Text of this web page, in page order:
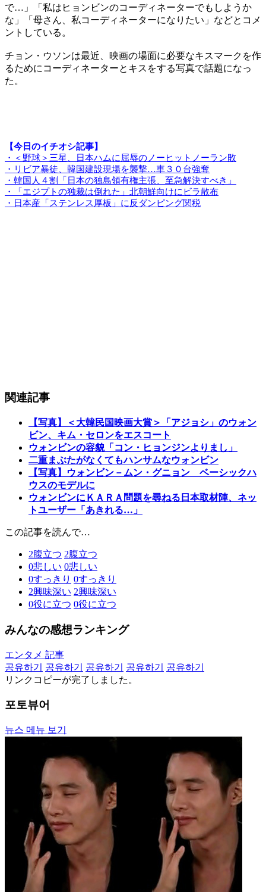
で…」「私はヒョンビンのコーディネーターでもしようか
な」「母さん、私コーディネーターになりたい」などとコメ
ントしている。
チョン・ウソンは最近、映画の場面に必要なキスマークを作
るためにコーディネーターとキスをする写真で話題になっ
た。
【今日のイチオシ記事】
・＜野球＞三星、日本ハムに屈辱のノーヒットノーラン敗
・リビア暴徒、韓国建設現場を襲撃…車３０台強奪
・韓国人４割「日本の独島領有権主張、至急解決すべき」
・「エジプトの独裁は倒れた」北朝鮮向けにビラ散布
・日本産「ステンレス厚板」に反ダンピング関税
関連記事
【写真】＜大韓民国映画大賞＞「アジョシ」のウォン
ビン、キム・セロンをエスコート
ウォンビンの容貌「コン・ヒョンジンよりまし」
二重まぶたがなくてもハンサムなウォンビン
【写真】ウォンビン－ムン・グニョン ベーシックハ
ウスのモデルに
ウォンビンにＫＡＲＡ問題を尋ねる日本取材陣、ネッ
トユーザー「あきれる…」
この記事を読んで…
2腹立つ 2腹立つ
0悲しい 0悲しい
0すっきり 0すっきり
2興味深い 2興味深い
0役に立つ 0役に立つ
みんなの感想ランキング
エンタメ 記事
공유하기
공유하기 공유하기 공유하기
공유하기
リンクコピーが完了しました。
포토뷰어
뉴스 메뉴 보기